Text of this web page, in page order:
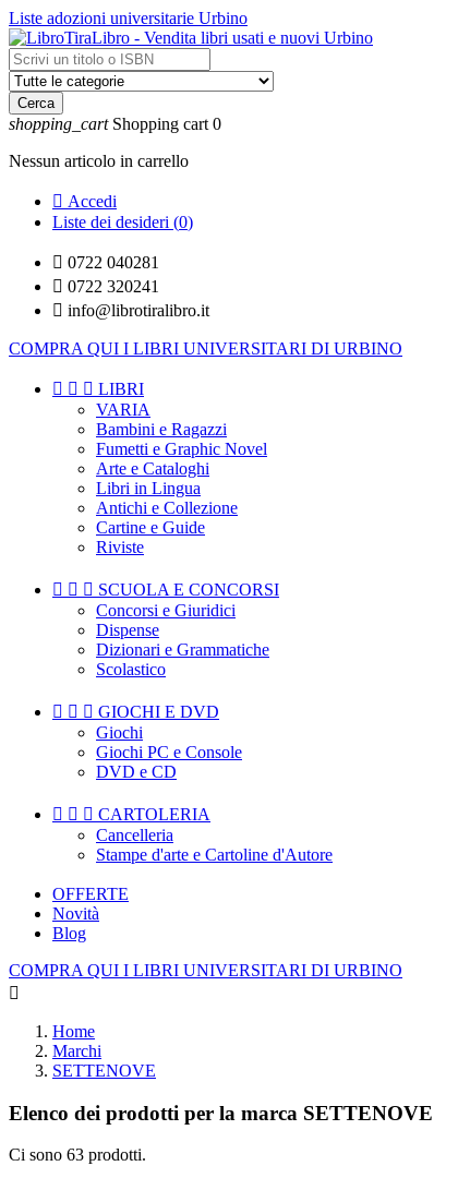
Liste adozioni universitarie Urbino
Cerca
shopping_cart Shopping cart 0
Nessun articolo in carrello
 Accedi
Liste dei desideri (0)
 0722 040281
 0722 320241
 info@librotiralibro.it
COMPRA QUI I LIBRI UNIVERSITARI DI URBINO
   LIBRI
VARIA
Bambini e Ragazzi
Fumetti e Graphic Novel
Arte e Cataloghi
Libri in Lingua
Antichi e Collezione
Cartine e Guide
Riviste
   SCUOLA E CONCORSI
Concorsi e Giuridici
Dispense
Dizionari e Grammatiche
Scolastico
   GIOCHI E DVD
Giochi
Giochi PC e Console
DVD e CD
   CARTOLERIA
Cancelleria
Stampe d'arte e Cartoline d'Autore
OFFERTE
Novità
Blog
COMPRA QUI I LIBRI UNIVERSITARI DI URBINO

Home
Marchi
SETTENOVE
Elenco dei prodotti per la marca SETTENOVE
Ci sono 63 prodotti.